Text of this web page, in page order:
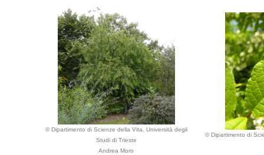
© Dipartimento di Scienze della Vita, Università degli
Studi di Trieste
Andrea Moro
© Dipartimento di